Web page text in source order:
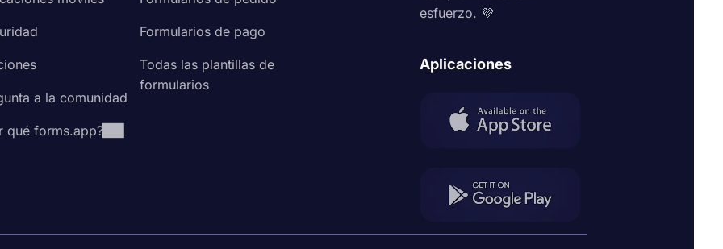
a la comunidad
qué forms.app?
Formularios de pago
Todas las plantillas de
formularios
esfuerzo. 💜
Aplicaciones